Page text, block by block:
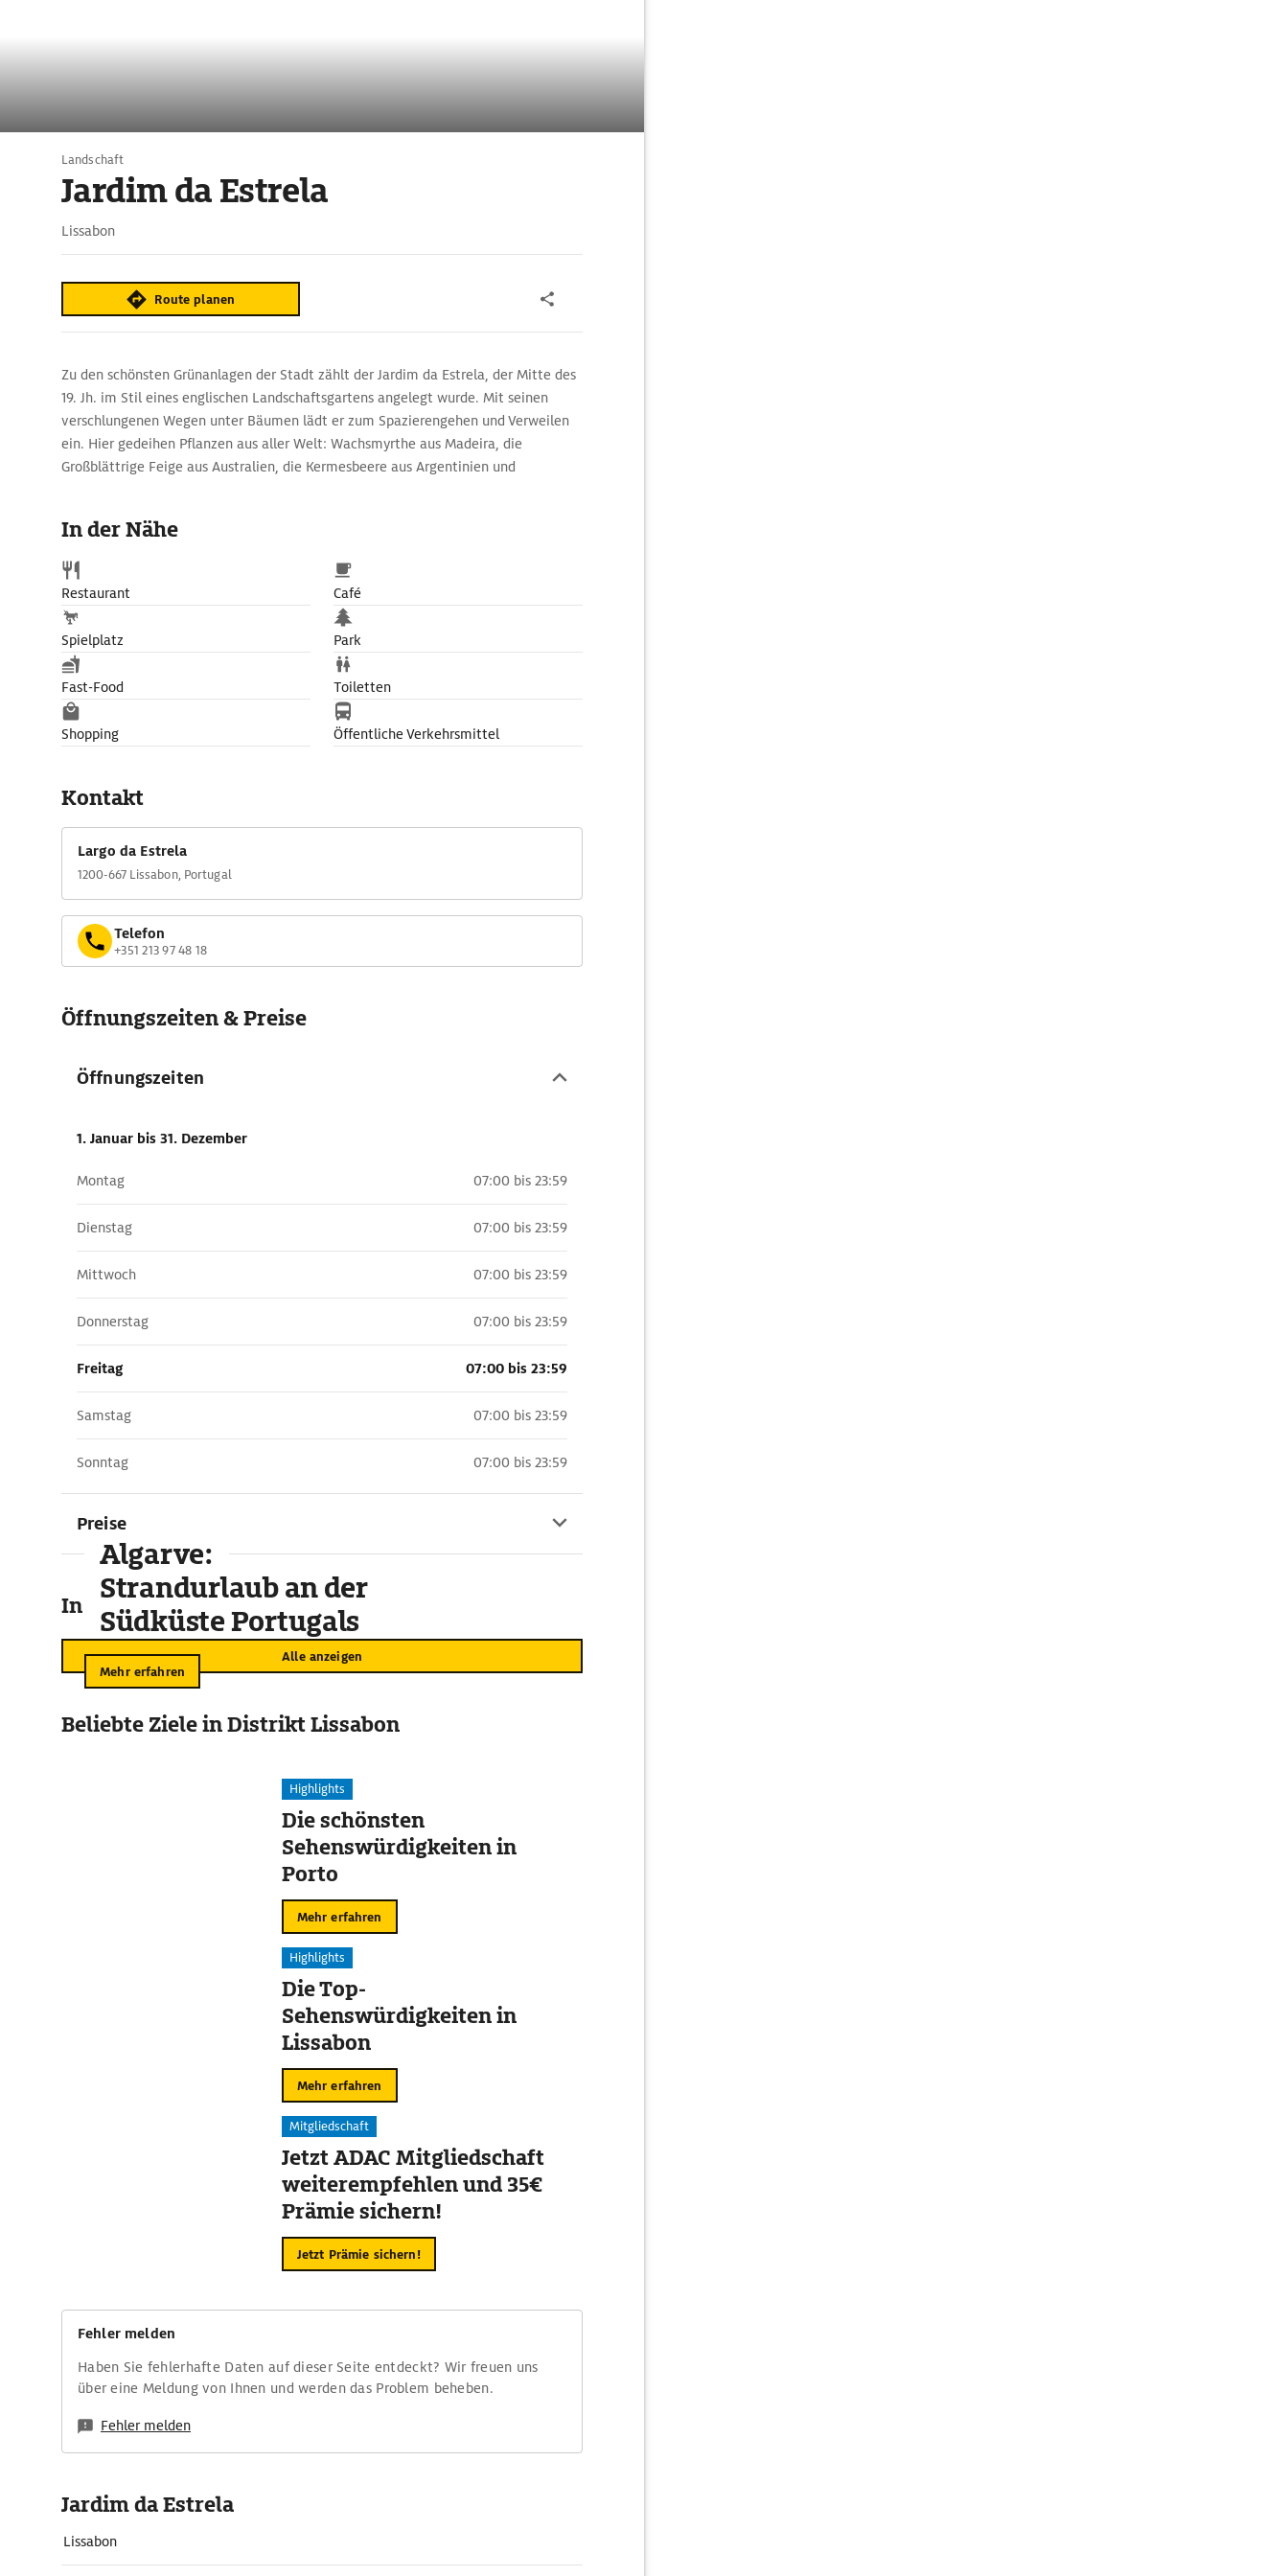
Landschaft
Jardim da Estrela
Lissabon
Route planen
Zu den schönsten Grünanlagen der Stadt zählt der Jardim da Estrela, der Mitte des
19. Jh. im Stil eines englischen Landschaftsgartens angelegt wurde. Mit seinen
verschlungenen ­Wegen unter Bäumen lädt er zum Spazierengehen und Verweilen
ein. Hier gedeihen Pflanzen aus aller Welt: Wachsmyrthe aus Madeira, die
Großblättrige Feige aus Aus­tralien, die Kermesbeere aus Argentinien und
Ein filigraner, grün-weißer Musik­pavillon von 1884 dient in den Sommermonaten
als Veranstaltungsort für Konzerte.
In der Nähe
Restaurant Café
Spielplatz Park
Fast-Food Toiletten
Shopping Öffentliche Verkehrsmittel
Kontakt
Largo da Estrela
1200-667 Lissabon, Portugal
Telefon
+351 213 97 48 18
Öffnungszeiten & Preise
Öffnungszeiten
1. Januar bis 31. Dezember
Montag 07:00 bis 23:59
Dienstag 07:00 bis 23:59
Mittwoch 07:00 bis 23:59
Donnerstag 07:00 bis 23:59
Freitag 07:00 bis 23:59
Samstag 07:00 bis 23:59
Sonntag 07:00 bis 23:59
Preise
In der Umgebung
Alle anzeigen
Algarve:
Strandurlaub an der
Südküste Portugals
Mehr erfahren
Beliebte Ziele in Distrikt Lissabon
Highlights
Die schönsten
Sehenswürdigkeiten in
Porto
Mehr erfahren
Highlights
Die Top-
Sehenswürdigkeiten in
Lissabon
Mehr erfahren
Mitgliedschaft
Jetzt ADAC Mitgliedschaft
weiterempfehlen und 35€
Prämie sichern!
Jetzt Prämie sichern!
Fehler melden
Haben Sie fehlerhafte Daten auf dieser Seite entdeckt? Wir freuen uns
über eine Meldung von Ihnen und werden das Problem beheben.
Fehler melden
Jardim da Estrela
Lissabon